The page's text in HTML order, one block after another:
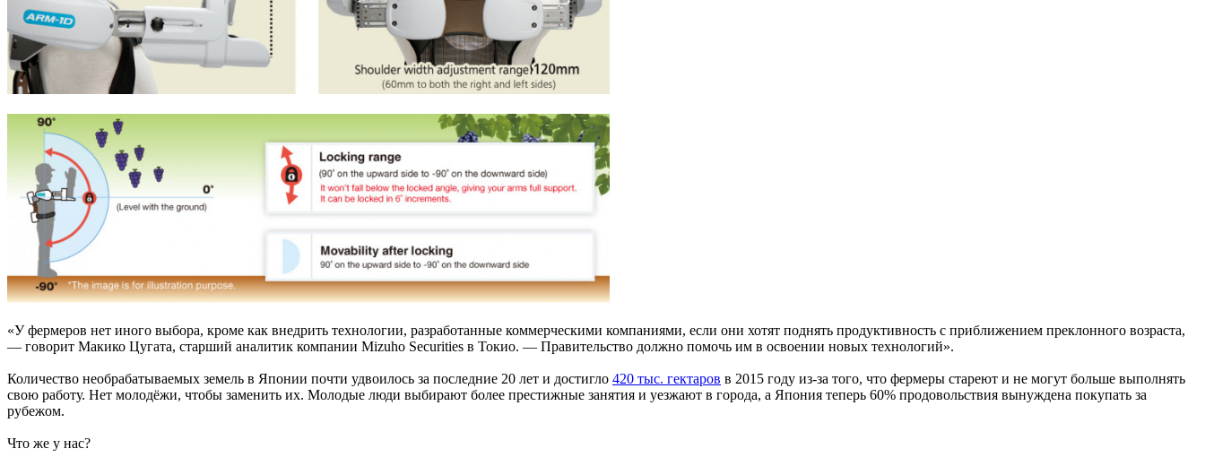
«У фермеров нет иного выбора, кроме как внедрить технологии, разработанные коммерческими компаниями, если они хотят поднять продуктивность с приближением преклонного возраста,
— говорит Макико Цугата, старший аналитик компании Mizuho Securities в Токио. — Правительство должно помочь им в освоении новых технологий».
Количество необрабатываемых земель в Японии почти удвоилось за последние 20 лет и достигло 420 тыс. гектаров в 2015 году из-за того, что фермеры стареют и не могут больше выполнять
свою работу. Нет молодёжи, чтобы заменить их. Молодые люди выбирают более престижные занятия и уезжают в города, а Япония теперь 60% продовольствия вынуждена покупать за
рубежом.
Что же у нас?